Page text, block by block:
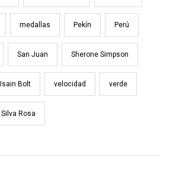
medallas Pekín Perú
San Juan Sherone Simpson
Bolt velocidad verde
Rosa